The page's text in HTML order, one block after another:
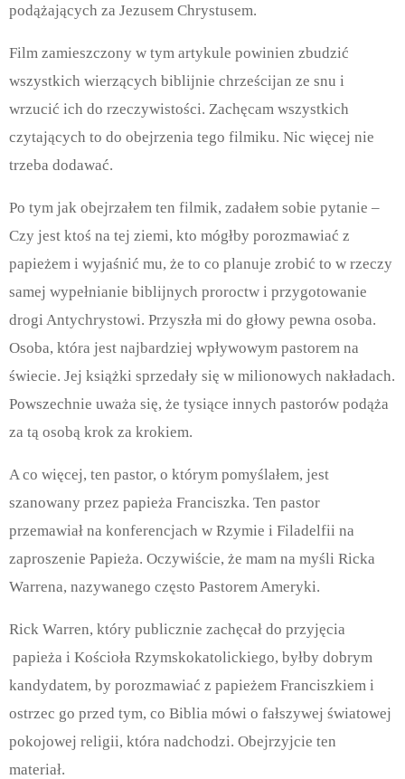
podążających za Jezusem Chrystusem.
Film zamieszczony w tym artykule powinien zbudzić
wszystkich wierzących biblijnie chrześcijan ze snu i
wrzucić ich do rzeczywistości. Zachęcam wszystkich
czytających to do obejrzenia tego filmiku. Nic więcej nie
trzeba dodawać.
Po tym jak obejrzałem ten filmik, zadałem sobie pytanie –
Czy jest ktoś na tej ziemi, kto mógłby porozmawiać z
papieżem i wyjaśnić mu, że to co planuje zrobić to w rzeczy
samej wypełnianie biblijnych proroctw i przygotowanie
drogi Antychrystowi. Przyszła mi do głowy pewna osoba.
Osoba, która jest najbardziej wpływowym pastorem na
świecie. Jej książki sprzedały się w milionowych nakładach.
Powszechnie uważa się, że tysiące innych pastorów podąża
za tą osobą krok za krokiem.
A co więcej, ten pastor, o którym pomyślałem, jest
szanowany przez papieża Franciszka. Ten pastor
przemawiał na konferencjach w Rzymie i Filadelfii na
zaproszenie Papieża. Oczywiście, że mam na myśli Ricka
Warrena, nazywanego często Pastorem Ameryki.
Rick Warren, który publicznie zachęcał do przyjęcia
papieża i Kościoła Rzymskokatolickiego, byłby dobrym
kandydatem, by porozmawiać z papieżem Franciszkiem i
ostrzec go przed tym, co Biblia mówi o fałszywej światowej
pokojowej religii, która nadchodzi. Obejrzyjcie ten
materiał.